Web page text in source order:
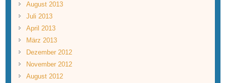
August 2013
Juli 2013
April 2013
März 2013
Dezember 2012
November 2012
August 2012